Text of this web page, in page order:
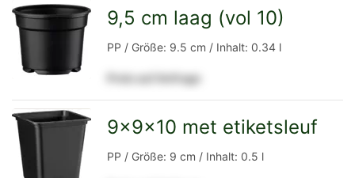
Detailseite
Detailseite
9,5 cm laag (vol 10)
PP / Größe: 9.5 cm / Inhalt: 0.34 l
Preis auf Anfrage
9x9x10 met etiketsleuf
PP / Größe: 9 cm / Inhalt: 0.5 l